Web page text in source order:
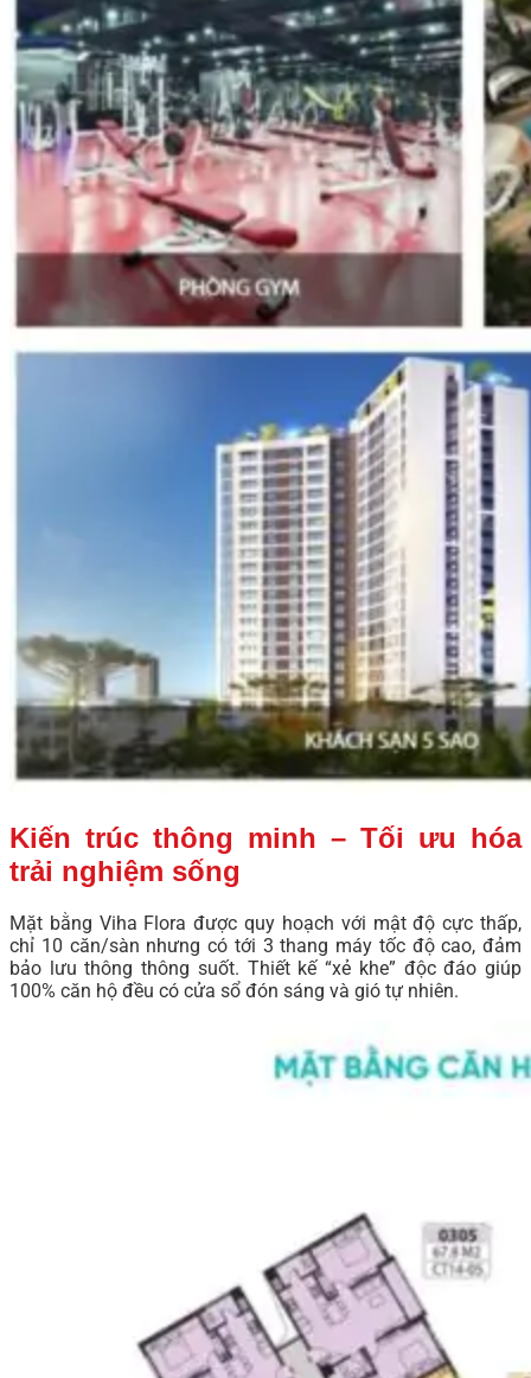
Kiến trúc thông minh – Tối ưu hóa
trải nghiệm sống
Mặt bằng Viha Flora được quy hoạch với mật độ cực thấp,
chỉ 10 căn/sàn nhưng có tới 3 thang máy tốc độ cao, đảm
bảo lưu thông thông suốt. Thiết kế “xẻ khe” độc đáo giúp
100% căn hộ đều có cửa sổ đón sáng và gió tự nhiên.